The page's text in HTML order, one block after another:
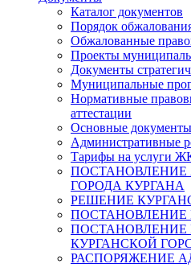
Каталог документов
Порядок
Обжалованные
Проекты
Документы
Муниципальные
Нормативные
аттестации
Основные документы
Административные
Тарифы на услуги
ГОРОДА КУРГАНА
РЕШЕНИЕ
ПОСТАНОВЛЕНИЕ
ПОСТАНОВЛЕНИЕ
КУРГАНСКОЙ
РАСПОРЯЖЕНИЕ